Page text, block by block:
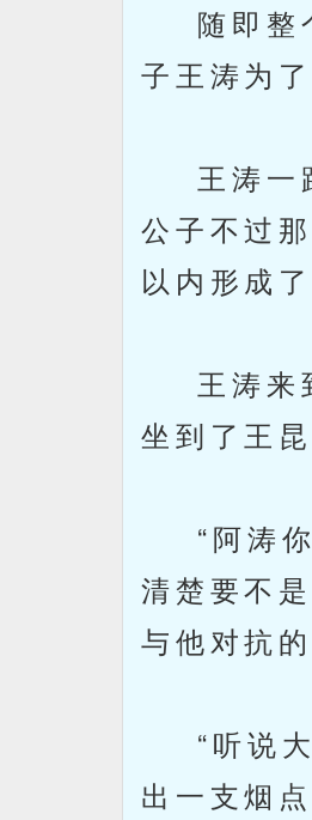
随即整
子王涛为
王涛一
公子不过
以内形成
王涛来
坐到了王
“阿涛你
清楚要不
与他对抗的
“听说大
出一支烟